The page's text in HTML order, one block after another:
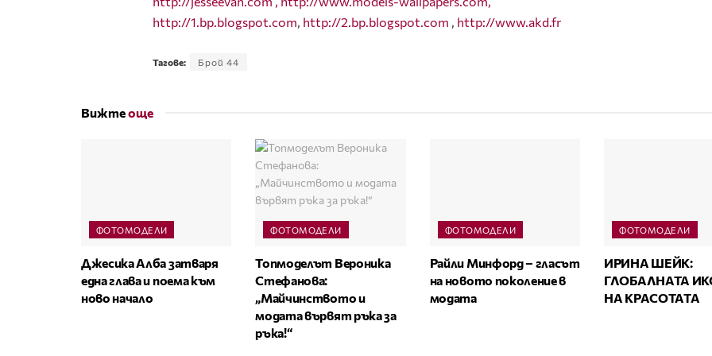
http://1.bp.blogspot.com, http://2.bp.blogspot.com , http://www.akd.fr
Тагове: Брой 44
Вижтеоще
ФОТОМОДЕЛИ
Джесика Алба затваря
една глава и поема към
ново начало
ФОТОМОДЕЛИ
Топмоделът Вероника
Стефанова:
„Майчинството и
модата вървят ръка за
ръка!“
ФОТОМОДЕЛИ
Райли Минфорд – гласът
на новото поколение в
модата
ФОТОМОДЕЛИ
ИРИНА ШЕЙК:
ГЛОБАЛНАТА
НА КРАСОТАТА